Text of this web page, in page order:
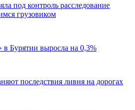
под контроль расследование
грузовиком
Бурятии выросла на 0,3%
последствия ливня на дорогах